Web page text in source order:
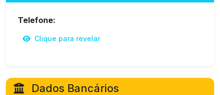
Telefone:
Clique para revelar
Dados Bancários